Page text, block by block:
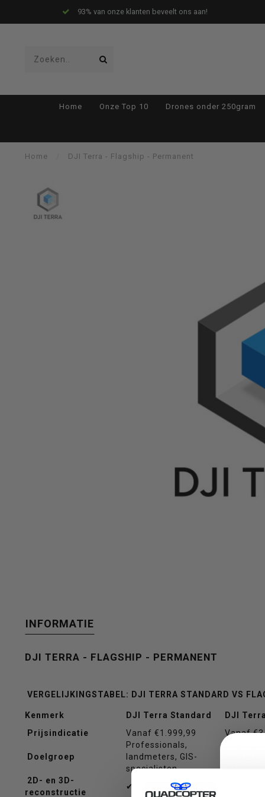
93% van onze klanten beveelt ons aan!
resultaat
Home Onze Top 10 Drones onder 250gram
Home DJI Terra - Flagship - Permanent
INFORMATIE
DJI TERRA - FLAGSHIP - PERMANENT
VERGELIJKINGSTABEL: DJI TERRA STANDARD VS
Kenmerk DJI Terra Standard DJI
Prijsindicatie
Vanaf €1.999,99 Vanaf
Doelgroep
Professionals,
landmeters, GIS-
specialisten
2D- en 3D-
reconstructie
✔ Ja